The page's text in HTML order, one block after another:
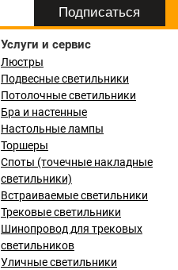
Услуги и сервис
Люстры
Подвесные светильники
Потолочные светильники
Бра и настенные
Настольные лампы
Торшеры
Споты (точечные накладные
светильники)
Встраиваемые светильники
Трековые светильники
Шинопровод для трековых
светильников
Уличные светильники